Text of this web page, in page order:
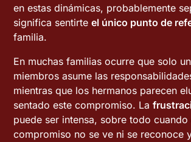
en estas dinámicas, probablemente
significa sentirteel único punto de
familia.
En muchas familias ocurre que solo
miembros asume las
mientras que los hermanos parecen
sentado este compromiso. La
puede ser intensa, sobre todo cuando
compromiso no se ve ni se reconoce